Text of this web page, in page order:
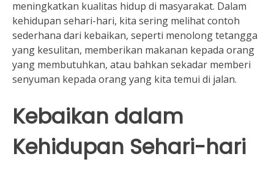
meningkatkan kualitas hidup di masyarakat. Dalam
kehidupan sehari-hari, kita sering melihat contoh
sederhana dari kebaikan, seperti menolong tetangga
yang kesulitan, memberikan makanan kepada orang
yang membutuhkan, atau bahkan sekadar memberi
senyuman kepada orang yang kita temui di jalan.
Kebaikan dalam
Kehidupan Sehari-hari